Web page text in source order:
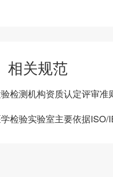
相关规范
检测机构资质认定评审准
检验实验室主要依据ISO/